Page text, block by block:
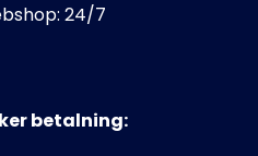
24/7
betalning: